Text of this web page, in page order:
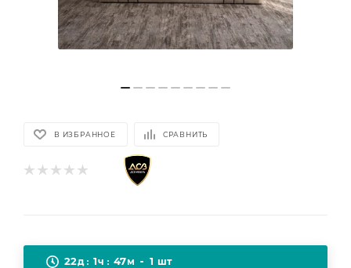
В ИЗБРАННОЕ СРАВНИТЬ
22д 1ч 47м 1 шт